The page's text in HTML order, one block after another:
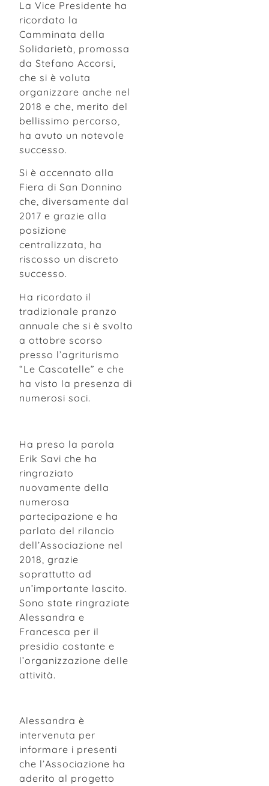
La Vice Presidente ha
ricordato la
Camminata della
Solidarietà, promossa
da Stefano Accorsi,
che si è voluta
organizzare anche nel
2018 e che, merito del
bellissimo percorso,
ha avuto un notevole
successo.
Si è accennato alla
Fiera di San Donnino
che, diversamente dal
2017 e grazie alla
posizione
centralizzata, ha
riscosso un discreto
successo.
Ha ricordato il
tradizionale pranzo
annuale che si è svolto
a ottobre scorso
presso l’agriturismo
“Le Cascatelle” e che
ha visto la presenza di
numerosi soci.
Ha preso la parola
Erik Savi che ha
ringraziato
nuovamente della
numerosa
partecipazione e ha
parlato del rilancio
dell’Associazione nel
2018, grazie
soprattutto ad
un’importante lascito.
Sono state ringraziate
Alessandra e
Francesca per il
presidio costante e
l’organizzazione delle
attività.
Alessandra è
intervenuta per
informare i presenti
che l’Associazione ha
aderito al progetto